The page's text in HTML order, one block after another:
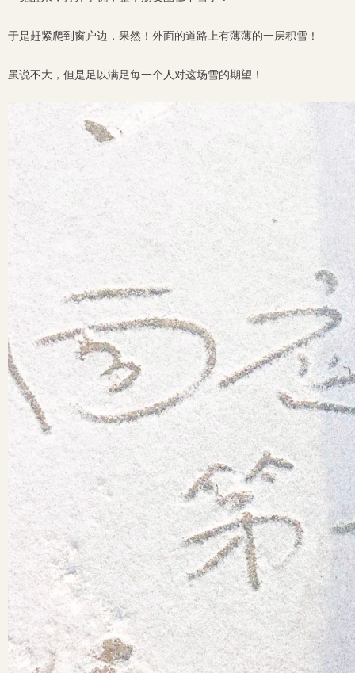
于是赶紧爬到窗户边，果然！外面的道路上有薄薄的一层积雪！
虽说不大，但是足以满足每一个人对这场雪的期望！